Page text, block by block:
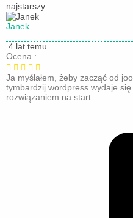
najstarszy
Janek
4 lat temu
Ocena :
Ja myślałem, żeby zacząć od
tymbardzij wordpress wydaje
rozwiązaniem na start.